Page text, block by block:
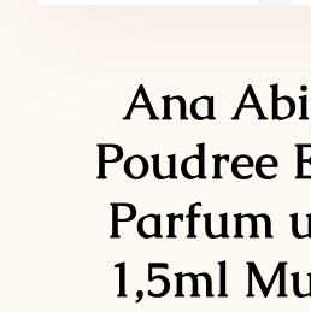
Ana
Poudree
Parfum
1,5ml